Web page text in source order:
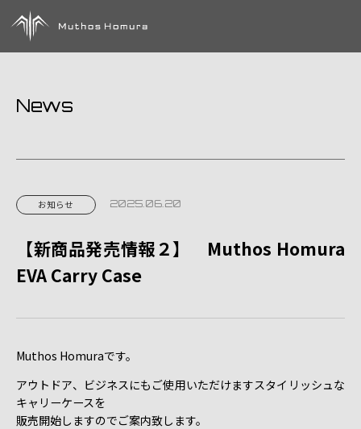
News
お知らせ 2025.06.20
【新商品発売情報２】 Muthos Homura
EVA Carry Case
Muthos Homuraです。
アウトドア、ビジネスにもご使用いただけますスタイリッシュな
キャリーケースを
販売開始しますのでご案内致します。